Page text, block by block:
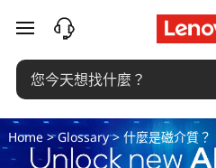
什
麼
是
磁
跳至主要內容
Home>Glossary> 什麼是磁介質？